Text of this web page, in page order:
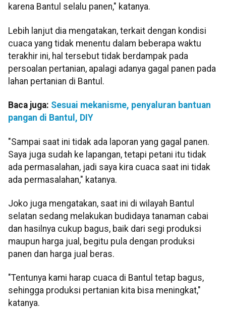
karena Bantul selalu panen," katanya.
Lebih lanjut dia mengatakan, terkait dengan kondisi
cuaca yang tidak menentu dalam beberapa waktu
terakhir ini, hal tersebut tidak berdampak pada
persoalan pertanian, apalagi adanya gagal panen pada
lahan pertanian di Bantul.
Baca juga: Sesuai mekanisme, penyaluran bantuan
pangan di Bantul, DIY
"Sampai saat ini tidak ada laporan yang gagal panen.
Saya juga sudah ke lapangan, tetapi petani itu tidak
ada permasalahan, jadi saya kira cuaca saat ini tidak
ada permasalahan," katanya.
Joko juga mengatakan, saat ini di wilayah Bantul
selatan sedang melakukan budidaya tanaman cabai
dan hasilnya cukup bagus, baik dari segi produksi
maupun harga jual, begitu pula dengan produksi
panen dan harga jual beras.
"Tentunya kami harap cuaca di Bantul tetap bagus,
sehingga produksi pertanian kita bisa meningkat,"
katanya.